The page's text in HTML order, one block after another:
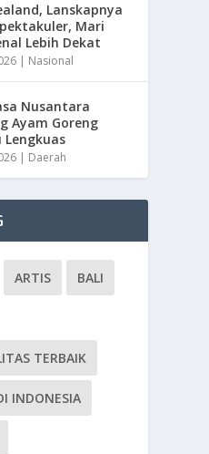
Lanskapnya
Mari
Lebih Dekat
| Nasional
Nusantara
Ayam Goreng
Lengkuas
| Daerah
ARTIS BALI
TERBAIK
INDONESIA